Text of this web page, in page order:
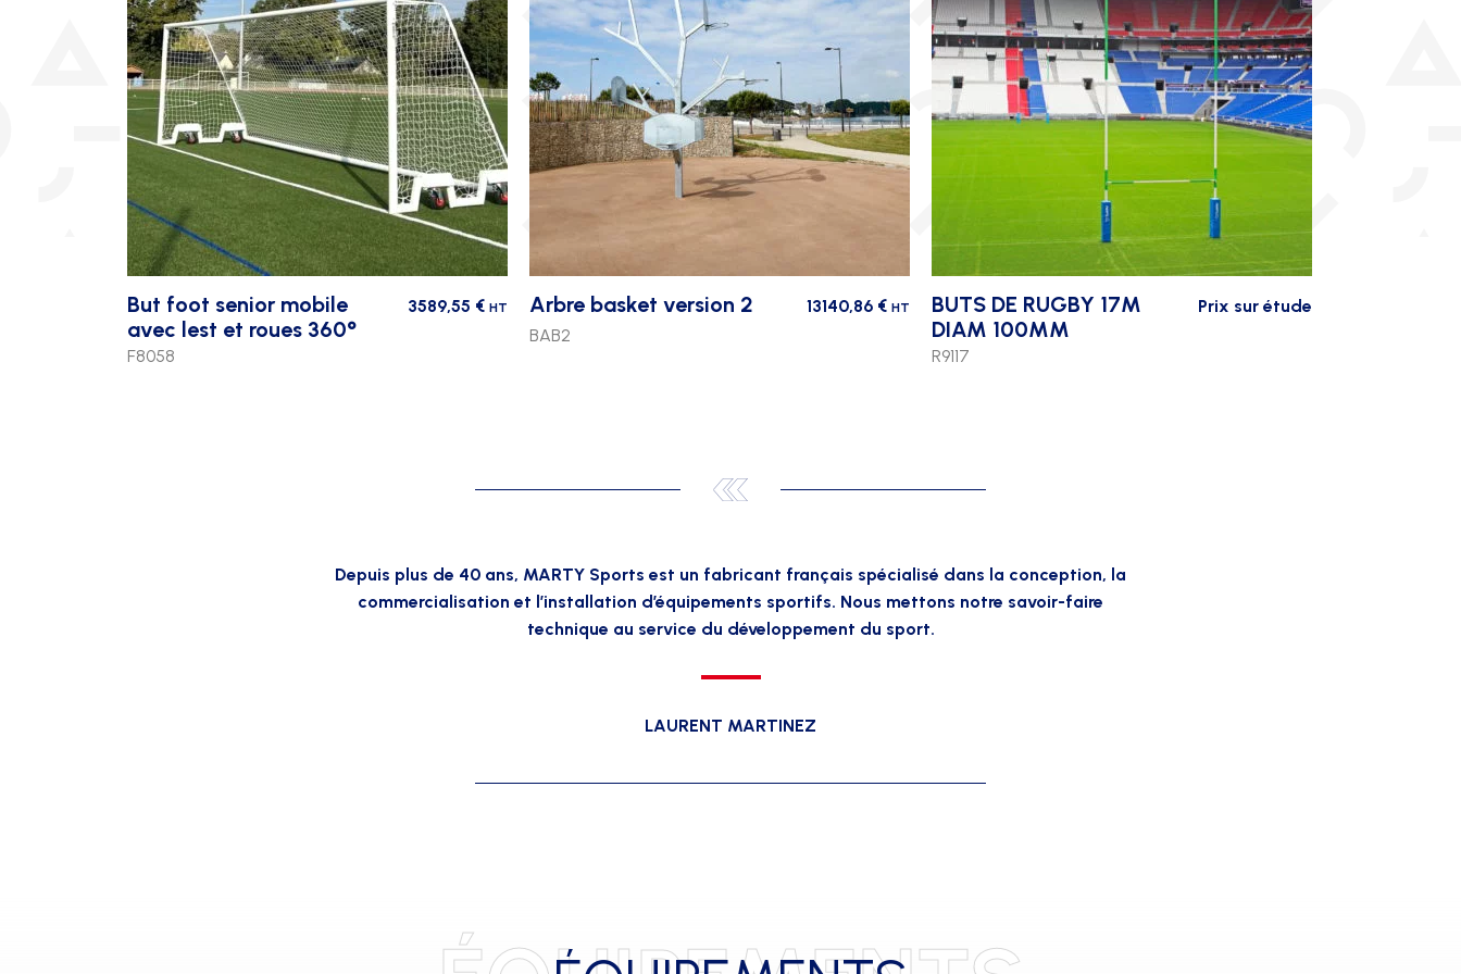
But foot senior mobile
avec lest et roues 360°
3589,55 € HT
F8058
Arbre basket version 2 13140,86 € HT
BAB2
BUTS DE RUGBY 17M
DIAM 100MM
Prix sur étude
R9117
Depuis plus de 40 ans, MARTY Sports est un fabricant français spécialisé dans la conception, la
commercialisation et l’installation d’équipements sportifs. Nous mettons notre savoir-faire
technique au service du développement du sport.
LAURENT MARTINEZ